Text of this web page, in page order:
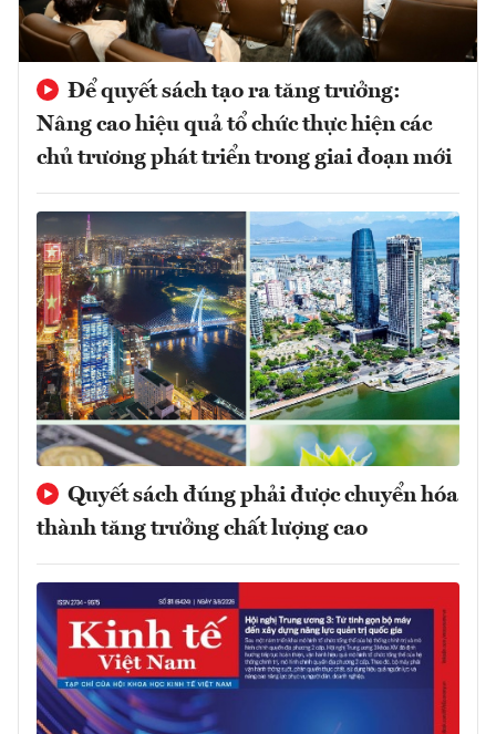
Để quyết sách tạo ra tăng trưởng:
Nâng cao hiệu quả tổ chức thực hiện các
chủ trương phát triển trong giai đoạn mới
Quyết sách đúng phải được chuyển hóa
thành tăng trưởng chất lượng cao